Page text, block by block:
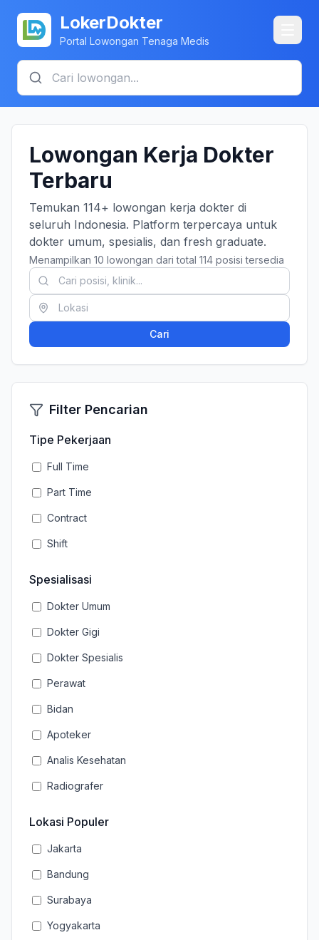
LokerDokter
Portal Lowongan Tenaga Medis
Lowongan Kerja Dokter
Terbaru
Temukan 114+ lowongan kerja dokter di
seluruh Indonesia. Platform terpercaya untuk
dokter umum, spesialis, dan fresh graduate.
Menampilkan 10 lowongan dari total 114 posisi tersedia
Cari
Filter Pencarian
Tipe Pekerjaan
Full Time
Part Time
Contract
Shift
Spesialisasi
Dokter Umum
Dokter Gigi
Dokter Spesialis
Perawat
Bidan
Apoteker
Analis Kesehatan
Radiografer
Lokasi Populer
Jakarta
Bandung
Surabaya
Yogyakarta